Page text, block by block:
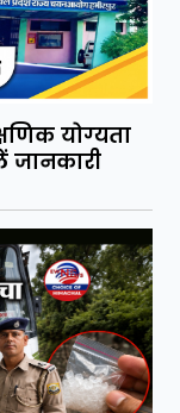
योग्यता
जानकारी